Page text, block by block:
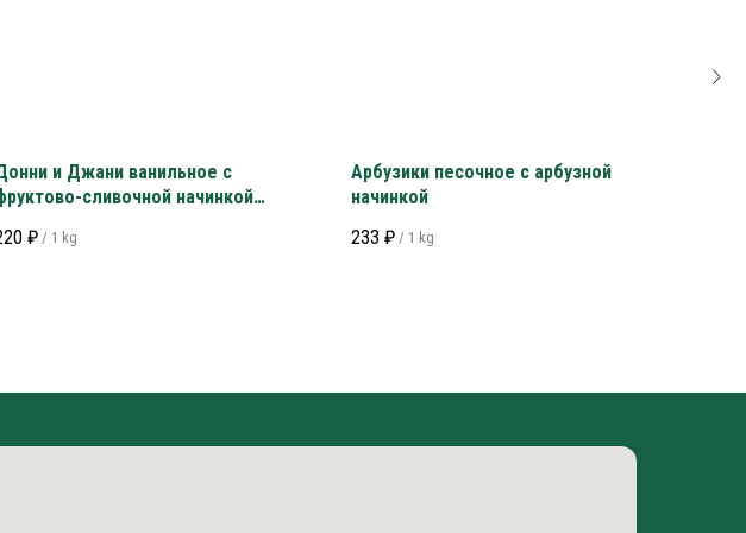
и Джани ванильное с
сливочной начинкой
₽ / 1 kg
Арбузики песочное с арбузной
начинкой
233 ₽ / 1 kg